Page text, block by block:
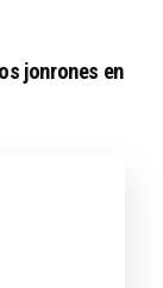
jonrones en